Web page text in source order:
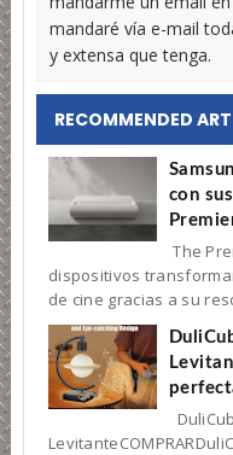
mandaré vía e-mail
y extensa que tenga.
RECOMMENDED
con
The
dispositivos
de cine gracias a su